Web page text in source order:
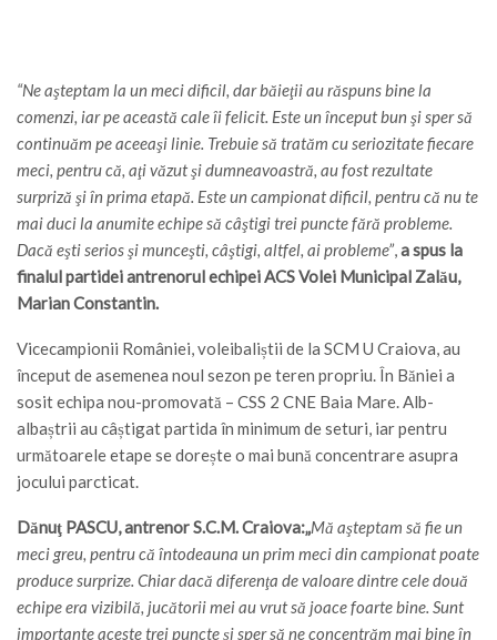
“Ne aşteptam la un meci dificil, dar băieţii au răspuns bine la
comenzi, iar pe această cale îi felicit. Este un început bun şi sper să
continuăm pe aceeaşi linie. Trebuie să tratăm cu seriozitate fiecare
meci, pentru că, aţi văzut şi dumneavoastră, au fost rezultate
surpriză şi în prima etapă. Este un campionat dificil, pentru că nu te
mai duci la anumite echipe să câştigi trei puncte fără probleme.
Dacă eşti serios şi munceşti, câştigi, altfel, ai probleme”,a spus la
finalul partidei antrenorul echipei ACS Volei Municipal Zalău,
Marian Constantin.
Vicecampionii României, voleibaliștii de la SCM U Craiova, au
început de asemenea noul sezon pe teren propriu. În Băniei a
sosit echipa nou-promovată – CSS 2 CNE Baia Mare. Alb-
albaștrii au câștigat partida în minimum de seturi, iar pentru
următoarele etape se dorește o mai bună concentrare asupra
jocului parcticat.
Dănuţ PASCU, antrenor S.C.M. Craiova:„Mă aşteptam să fie un
meci greu, pentru că întodeauna un prim meci din campionat poate
produce surprize. Chiar dacă diferenţa de valoare dintre cele două
echipe era vizibilă, jucătorii mei au vrut să joace foarte bine. Sunt
importante aceste trei puncte şi sper să ne concentrăm mai bine în